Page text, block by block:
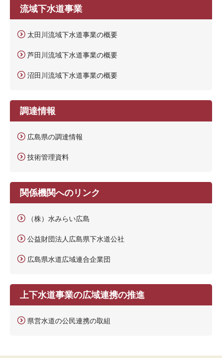
流域下水道事業
太田川流域下水道事業の概要
芦田川流域下水道事業の概要
沼田川流域下水道事業の概要
調達情報
広島県の調達情報
技術管理資料
関係機関へのリンク
（株）水みらい広島
公益財団法人広島県下水道公社
広島県水道広域連合企業団
上下水道事業の広域連携の推進
県営水道の公民連携の取組